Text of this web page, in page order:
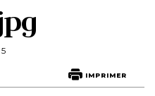
IMPRIMER